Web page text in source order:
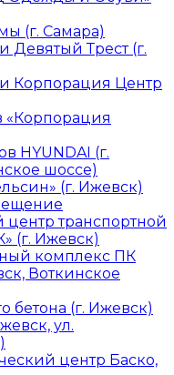
(г. Самара)
Трест (г.
Корпорация Центр
«Корпорация
HYUNDAI (г.
шоссе)
(г. Ижевск)
транспортной
(г. Ижевск)
комплекс ПК
Воткинское
бетона (г. Ижевск)
ул.
центр Баско,